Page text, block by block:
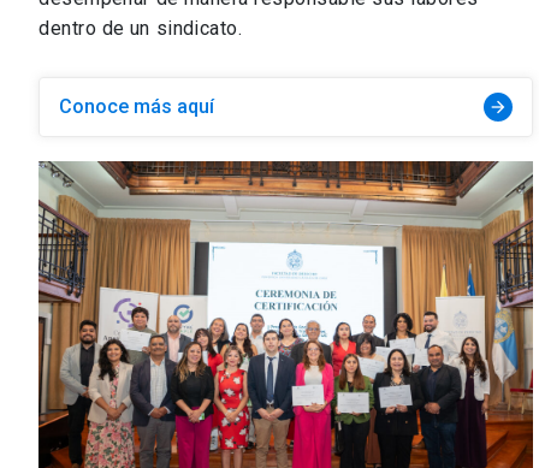
dentro de un sindicato.
Conoce más aquí arrow_forward